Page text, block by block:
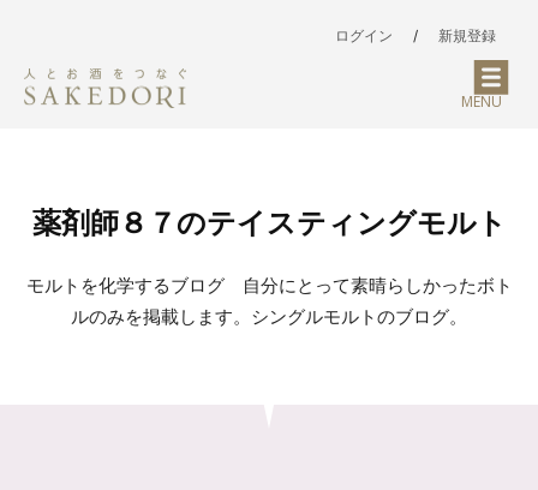
ログイン / 新規登録
MENU
薬剤師８７のテイスティングモルト
モルトを化学するブログ 自分にとって素晴らしかったボト
ルのみを掲載します。シングルモルトのブログ。